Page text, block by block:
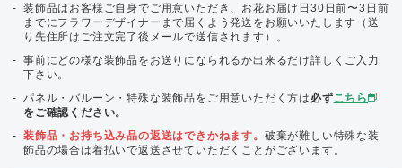
装飾品はお客様ご自身でご用意いただき、お花お届け日30日前〜3日前
までにフラワーデザイナーまで届くよう発送をお願いいたします（送
り先住所はご注文完了後メールで送信されます）。
事前にどの様な装飾品をお送りになられるか出来るだけ詳しくご入力
下さい。
パネル・バルーン・特殊な装飾品をご用意いただく方は 必ずこちら
をご確認ください。
装飾品・お持ち込み品の返送はできかねます。 破棄が難しい特殊な装
飾品の場合は着払いで返送させていただくことがございます。